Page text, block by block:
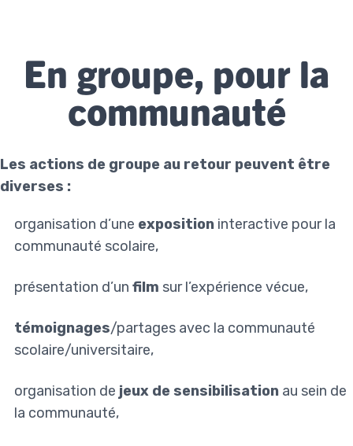
En groupe, pour la
communauté
Les actions de groupe au retour peuvent être
diverses :
organisation d’une exposition interactive pour la
communauté scolaire,
présentation d’un film sur l’expérience vécue,
témoignages/partages avec la communauté
scolaire/universitaire,
organisation de jeux de sensibilisation au sein de
la communauté,